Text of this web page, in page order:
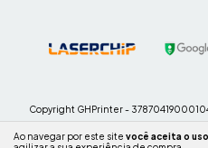
Ao navegar por este site você aceita o
Copyright GHPrinter -